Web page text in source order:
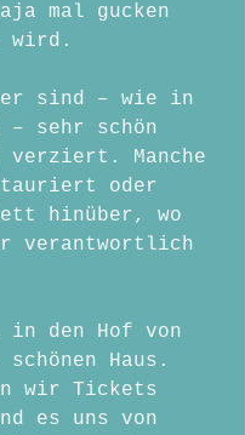
mal gucken
wird.
sind – wie in
– sehr schön
verziert. Manche
oder
hinüber, wo
verantwortlich
in den Hof von
schönen Haus.
wir Tickets
es uns von